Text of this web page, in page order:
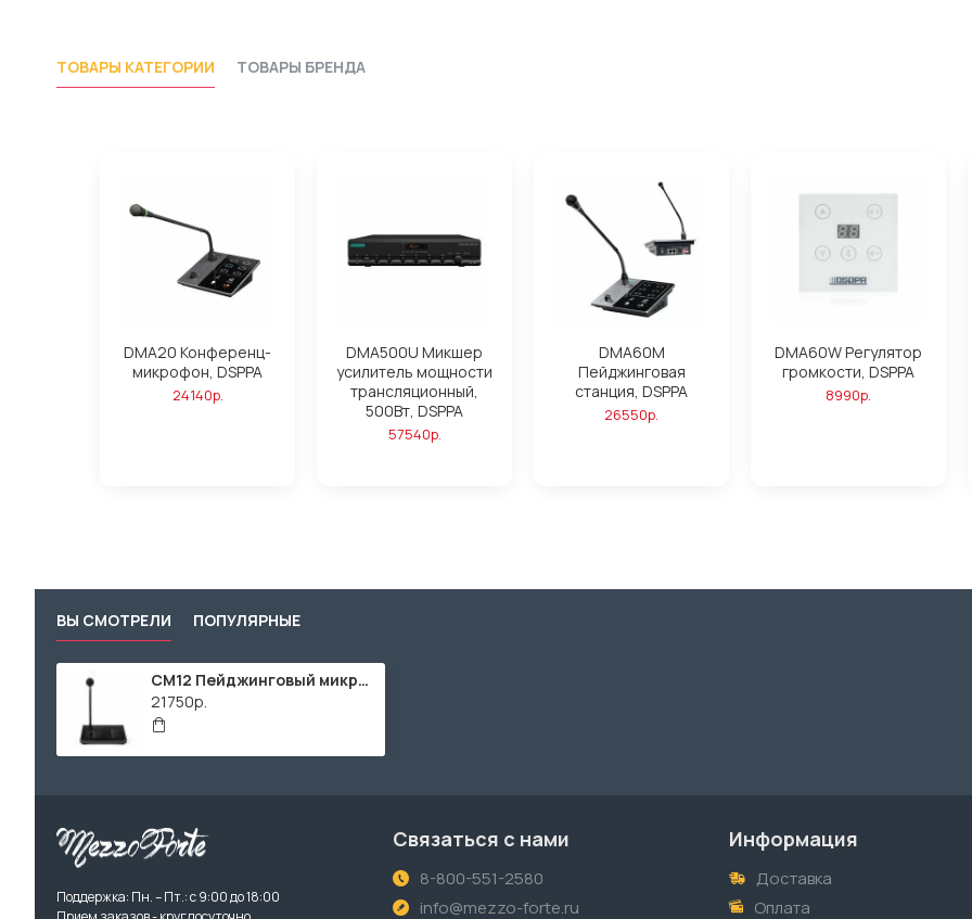
ТОВАРЫ КАТЕГОРИИ ТОВАРЫ БРЕНДА
DMA20 Конференц-
микрофон, DSPPA
24140р.
DMA500U Микшер
усилитель мощности
трансляционный,
500Вт, DSPPA
57540р.
DMA60M
Пейджинговая
станция, DSPPA
26550р.
DMA60W Регулятор
громкости, DSPPA
8990р.
ВЫ СМОТРЕЛИ ПОПУЛЯРНЫЕ
CM12 Пейджинговый микрофон, DSPPA
21750р.
Поддержка: Пн. – Пт.: с 9:00 до 18:00
Связаться с нами
8-800-551-2580
info@mezzo-forte.ru
Информация
Доставка
Оплата